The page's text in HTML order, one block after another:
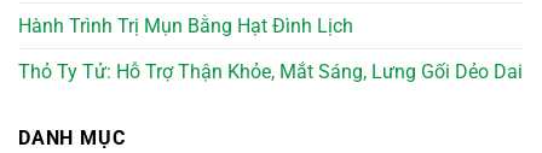
Hành Trình Trị Mụn Bằng Hạt Đình Lịch
Thỏ Ty Tử: Hỗ Trợ Thận Khỏe, Mắt Sáng, Lưng Gối Dẻo Dai
DANH MỤC